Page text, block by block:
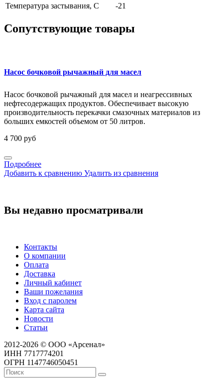
Температура застывания, С
-21
Сопутствующие товары
Насос бочковой рычажный для масел
Насос бочковой рычажный для масел и неагрессивных
нефтесодержащих продуктов. Обеспечивает высокую
производительность перекачки смазочных материалов из
больших емкостей объемом от 50 литров.
4 700 руб
Подробнее
Добавить к сравнению Удалить из сравнения
Вы недавно просматривали
Контакты
О компании
Оплата
Доставка
Личный кабинет
Ваши пожелания
Вход с паролем
Карта сайта
Новости
Статьи
2012-2026 © ООО «Арсенал»
ИНН 7717774201
ОГРН 1147746050451